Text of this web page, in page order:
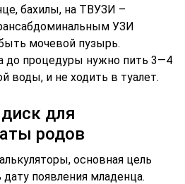
бахилы, на ТВУЗИ –
УЗИ
мочевой пузырь.
до процедуры нужно пить 3―4
воды, и не ходить в туалет.
для
родов
основная цель
появления младенца.